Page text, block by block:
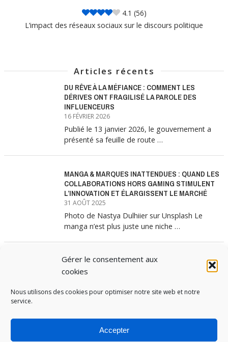
Gérer le consentement aux
cookies
Nous utilisons des cookies pour optimiser notre site web et notre
service.
Accepter
4.1 (56)
L’impact des réseaux sociaux sur le discours politique
Articles récents
DU RÊVE À LA MÉFIANCE : COMMENT LES
DÉRIVES ONT FRAGILISÉ LA PAROLE DES
INFLUENCEURS
16 FÉVRIER 2026
Publié le 13 janvier 2026, le gouvernement a
présenté sa feuille de route …
MANGA & MARQUES INATTENDUES : QUAND LES
COLLABORATIONS HORS GAMING STIMULENT
L’INNOVATION ET ÉLARGISSENT LE MARCHÉ
31 AOÛT 2025
Photo de Nastya Dulhiier sur Unsplash Le
manga n’est plus juste une niche …
MANGA & MARQUES : ANATOMIE D’UNE
ALLIANCE MARKETING GAGNANTE
Les interminables files d’attente devant les